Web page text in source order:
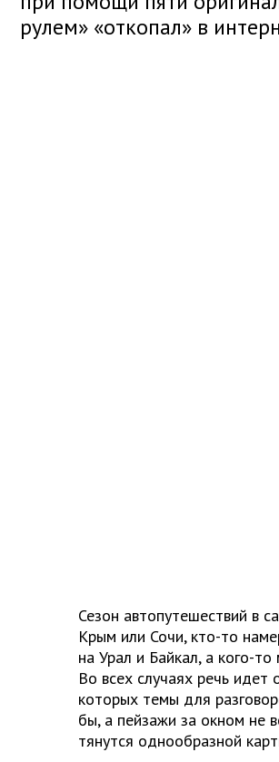
рулем» «откопал» в
Сезон автопутешествий в
Крым или Сочи, кто-то
на Урал и Байкал, а кого-
Во всех случаях речь идет
которых темы для
бы, а пейзажи за окном не
тянутся однообразной